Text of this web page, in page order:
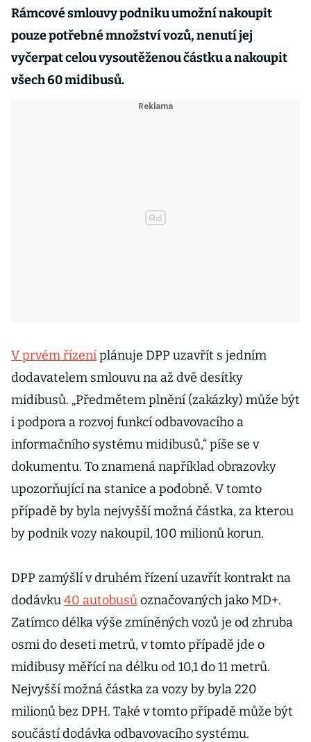
Rámcové smlouvy podniku umožní nakoupit
pouze potřebné množství vozů, nenutí jej
vyčerpat celou vysoutěženou částku a nakoupit
všech 60 midibusů.
V prvém řízeníplánuje DPP uzavřít s jedním
dodavatelem smlouvu na až dvě desítky
midibusů. „Předmětem plnění (zakázky) může být
i podpora a rozvoj funkcí odbavovacího a
informačního systému midibusů,“ píše se v
dokumentu. To znamená například obrazovky
upozorňující na stanice a podobně. V tomto
případě by byla nejvyšší možná částka, za kterou
by podnik vozy nakoupil, 100 milionů korun.
DPP zamýšlí v druhém řízení uzavřít kontrakt na
dodávku40 autobusůoznačovaných jako MD+.
Zatímco délka výše zmíněných vozů je od zhruba
osmi do deseti metrů, v tomto případě jde o
midibusy měřící na délku od 10,1 do 11 metrů.
Nejvyšší možná částka za vozy by byla 220
milionů bez DPH. Také v tomto případě může být
součástí dodávka odbavovacího systému.